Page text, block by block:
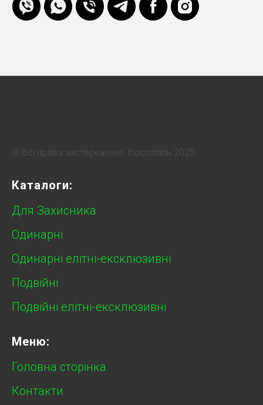
© Всі права застережено. Костопіль 2025
Каталоги:
Для Захисника
Одинарні
Одинарні елітні-ексклюзивні
Подвійні
Подвійні елітні-ексклюзивні
Меню:
Головна сторінка
Контакти